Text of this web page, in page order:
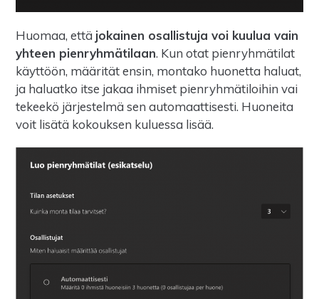
Huomaa, että jokainen osallistuja voi kuulua vain
yhteen pienryhmätilaan. Kun otat pienryhmätilat
käyttöön, määrität ensin, montako huonetta haluat,
ja haluatko itse jakaa ihmiset pienryhmätiloihin vai
tekeekö järjestelmä sen automaattisesti. Huoneita
voit lisätä kokouksen kuluessa lisää.